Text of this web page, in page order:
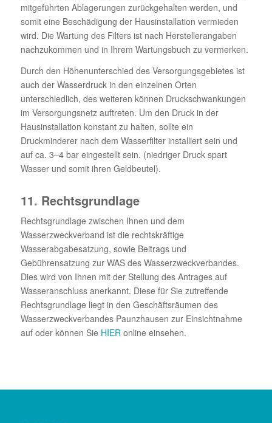
mitgeführten Ablagerungen zurückgehalten werden, und
somit eine Beschädigung der Hausinstallation vermieden
wird. Die Wartung des Filters ist nach Herstellerangaben
nachzukommen und in Ihrem Wartungsbuch zu vermerken.
Durch den Höhenunterschied des Versorgungsgebietes ist
auch der Wasserdruck in den einzelnen Orten
unterschiedlich, des weiteren können Druckschwankungen
im Versorgungsnetz auftreten. Um den Druck in der
Hausinstallation konstant zu halten, sollte ein
Druckminderer nach dem Wasserfilter installiert sein und
auf ca. 3–4 bar eingestellt sein. (niedriger Druck spart
Wasser und somit ihren Geldbeutel).
11. Rechtsgrundlage
Rechtsgrundlage zwischen Ihnen und dem
Wasserzweckverband ist die rechtskräftige
Wasserabgabesatzung, sowie Beitrags und
Gebührensatzung zur WAS des Wasserzweckverbandes.
Dies wird von Ihnen mit der Stellung des Antrages auf
Wasseranschluss anerkannt. Diese für Sie zutreffende
Rechtsgrundlage liegt in den Geschäftsräumen des
Wasserzweckverbandes Paunzhausen zur Einsichtnahme
auf oder können Sie HIERonline einsehen.